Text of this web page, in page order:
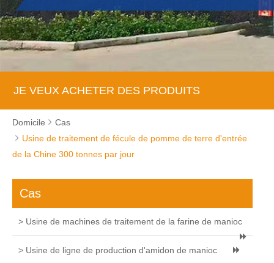
JE VEUX ACHETER DES PRODUITS
Domicile
Cas
Usine de traitement de fécule de pomme de terre d'entrée
de la Chine 300 tonnes par jour
Cas
> Usine de machines de traitement de la farine de manioc
> Usine de ligne de production d'amidon de manioc